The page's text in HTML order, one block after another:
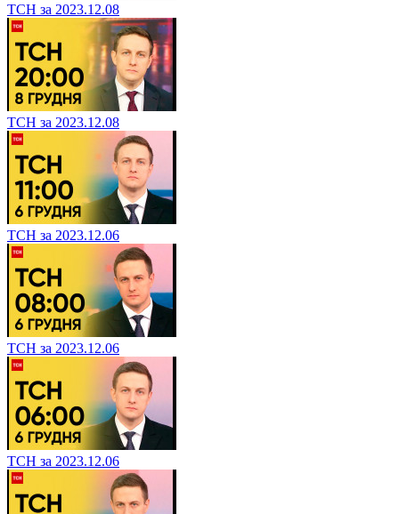
ТСН за 2023.12.08
ТСН за 2023.12.08
ТСН за 2023.12.06
ТСН за 2023.12.06
ТСН за 2023.12.06